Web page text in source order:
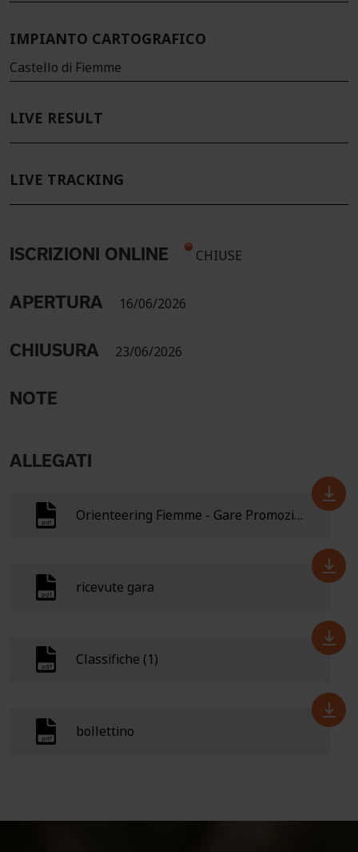
IMPIANTO CARTOGRAFICO
Castello di Fiemme
LIVE RESULT
LIVE TRACKING
ISCRIZIONI ONLINE CHIUSE
APERTURA 16/06/2026
CHIUSURA 23/06/2026
NOTE
ALLEGATI
Orienteering Fiemme - Gare Promozionali 2026 v3
ricevute gara
Classifiche (1)
bollettino